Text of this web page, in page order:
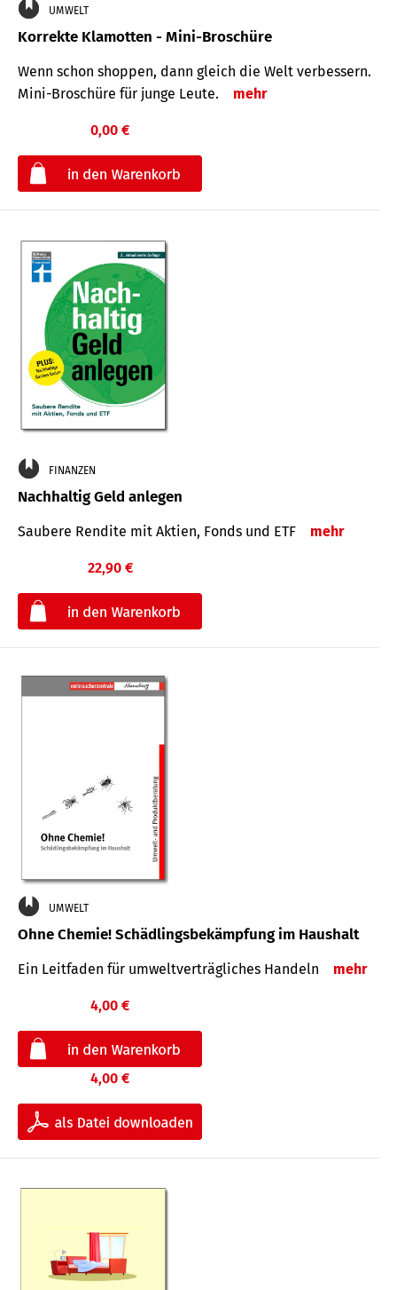
UMWELT
Korrekte Klamotten - Mini-Broschüre
Wenn schon shoppen, dann gleich die Welt verbessern.
Mini-Broschüre für junge Leute.
mehr
0,00 €
FINANZEN
Nachhaltig Geld anlegen
Saubere Rendite mit Aktien, Fonds und ETF mehr
22,90 €
UMWELT
Ohne Chemie! Schädlingsbekämpfung im Haushalt
Ein Leitfaden für um­welt­ver­träg­liches Han­deln mehr
4,00 €
4,00 €